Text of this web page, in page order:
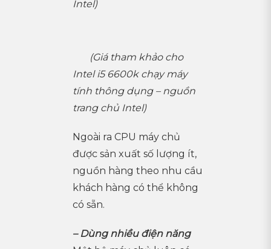
Intel)
(Giá tham khảo cho
Intel i5 6600k chạy máy
tính thông dụng – nguồn
trang chủ Intel)
Ngoài ra CPU máy chủ
được sản xuất số lượng ít,
nguồn hàng theo nhu cầu
khách hàng có thể không
có sẵn.
– Dùng nhiều điện năng